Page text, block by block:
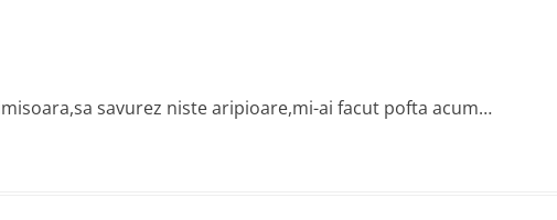
savurez niste aripioare,mi-ai facut pofta acum…